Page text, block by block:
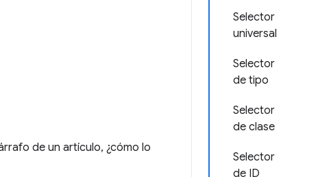
Selector
universal
Selector
de tipo
Selector
de clase
Selector
de ID
de un artículo, ¿cómo lo